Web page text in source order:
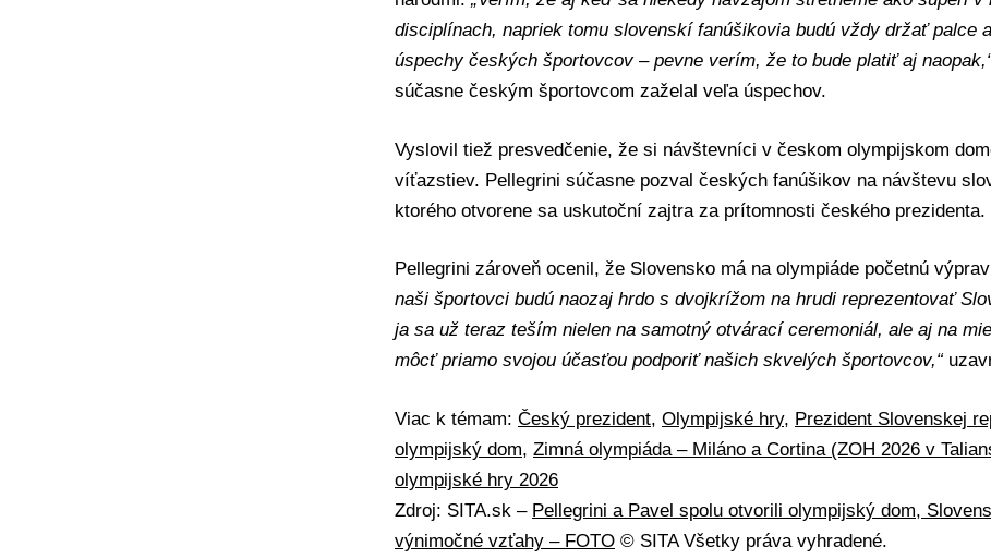
disciplínach, napriek tomu slovenskí fanúšikovia budú vždy držať palce
úspechy českých športovcov – pevne verím, že to bude platiť aj
súčasne českým športovcom zaželal veľa úspechov.
Vyslovil tiež presvedčenie, že si návštevníci v českom olympijskom
víťazstiev. Pellegrini súčasne pozval českých fanúšikov na návštevu
ktorého otvorene sa uskutoční zajtra za prítomnosti českého prezidenta.
Pellegrini zároveň ocenil, že Slovensko má na olympiáde početnú
naši športovci budú naozaj hrdo s dvojkrížom na hrudi reprezentovať
ja sa už teraz teším nielen na samotný otvárací ceremoniál, ale aj na
môcť priamo svojou účasťou podporiť našich skvelých športovcov,“
Viac k témam: Český prezident, Olympijské hry, Prezident Slovenskej
olympijský dom, Zimná olympiáda – Miláno a Cortina (ZOH 2026 v
olympijské hry 2026
Zdroj: SITA.sk – Pellegrini a Pavel spolu otvorili olympijský dom,
výnimočné vzťahy – FOTO © SITA Všetky práva vyhradené.